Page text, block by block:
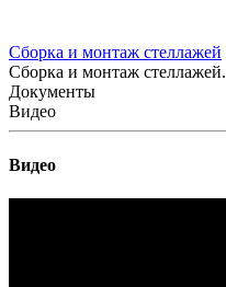
Сборка и монтаж стеллажей
Сборка и монтаж стеллажей.
Документы
Видео
Видео